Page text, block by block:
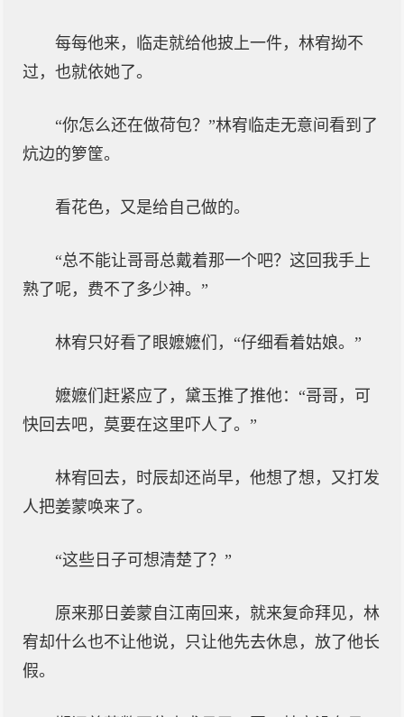
每每他来，临走就给他披上一件，林宥拗不
过，也就依她了。
“你怎么还在做荷包？”林宥临走无意间看到了
炕边的箩筐。
看花色，又是给自己做的。
“总不能让哥哥总戴着那一个吧？这回我手上
熟了呢，费不了多少神。”
林宥只好看了眼嬷嬷们，“仔细看着姑娘。”
嬷嬷们赶紧应了，黛玉推了推他：“哥哥，可
快回去吧，莫要在这里吓人了。”
林宥回去，时辰却还尚早，他想了想，又打发
人把姜蒙唤来了。
“这些日子可想清楚了？”
原来那日姜蒙自江南回来，就来复命拜见，林
宥却什么也不让他说，只让他先去休息，放了他长
假。